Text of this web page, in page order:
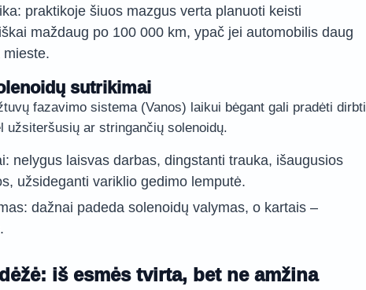
praktikoje šiuos mazgus verta planuoti keisti
maždaug po 100 000 km, ypač jei automobilis daug
mieste.
sutrikimai
fazavimo sistema (Vanos) laikui bėgant gali pradėti dirbti
užsiteršusių ar stringančių solenoidų.
nelygus laisvas darbas, dingstanti trauka, išaugusios
užsideganti variklio gedimo lemputė.
dažnai padeda solenoidų valymas, o kartais –
iš esmės tvirta, bet ne amžina